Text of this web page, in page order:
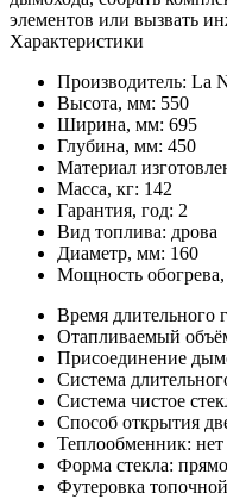
элементов или вызвать
Характеристики
Производитель: La
Высота, мм: 550
Ширина, мм: 695
Глубина, мм: 450
Материал
Масса, кг: 142
Гарантия, год: 2
Вид топлива: дрова
Диаметр, мм: 160
Мощность
Время длительного
Отапливаемый
Присоединение
Система
Система чистое
Способ открытия
Теплообменник: нет
Форма стекла:
Футеровка